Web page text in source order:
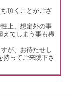
頂くことがござ
上、想定外の事
えてしまう事も稀
が、お待たせし
持ってご来院下さ